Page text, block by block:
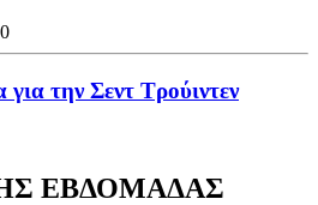
την Σεντ Τρούιντεν
ΕΒΔΟΜΑΔΑΣ